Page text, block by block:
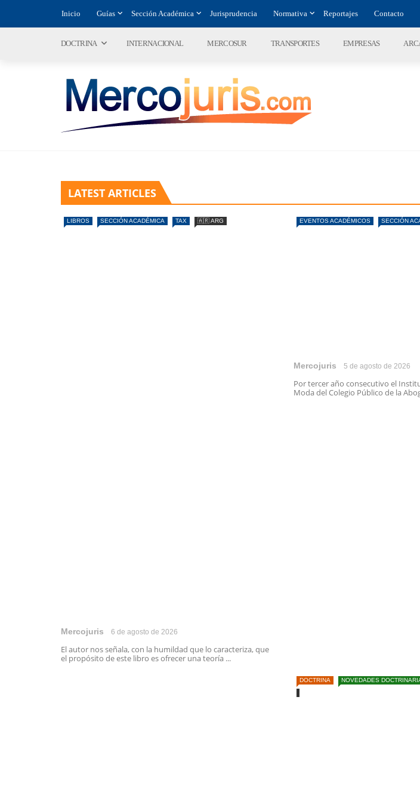
Inicio Guías Sección Académica Jurisprudencia Normativa Reportajes Contacto
DOCTRINA INTERNACIONAL MERCOSUR TRANSPORTES EMPRESAS
LATEST ARTICLES
LIBROS SECCIÓN ACADÉMICA TAX 🇦🇷 ARG
Mercojuris 6 de agosto de 2026
El autor nos señala, con la humildad que lo caracteriza, que
el propósito de este libro es ofrecer una teoría ...
EVENTOS ACADÉMICOS SECCIÓN
Mercojuris 5 de agosto de 2026
Por tercer año consecutivo el
Moda del Colegio Público de la
DOCTRINA NOVEDADES